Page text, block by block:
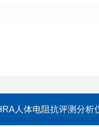
人体电阻抗评测分析仪 精准